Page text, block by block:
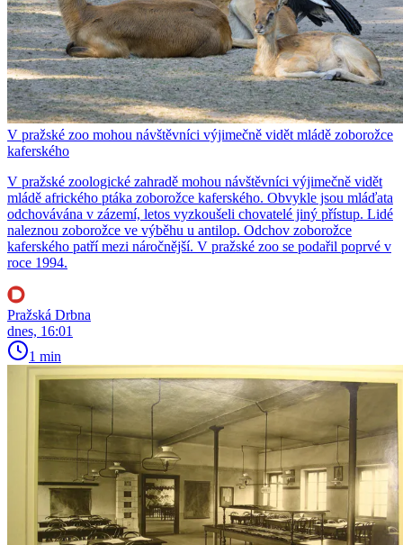
V pražské zoo mohou návštěvníci výjimečně vidět mládě zoborožce
kaferského
V pražské zoologické zahradě mohou návštěvníci výjimečně vidět
mládě afrického ptáka zoborožce kaferského. Obvykle jsou mláďata
odchovávána v zázemí, letos vyzkoušeli chovatelé jiný přístup. Lidé
naleznou zoborožce ve výběhu u antilop. Odchov zoborožce
kaferského patří mezi náročnější. V pražské zoo se podařil poprvé v
roce 1994.
Pražská Drbna
dnes, 16:01
1 min